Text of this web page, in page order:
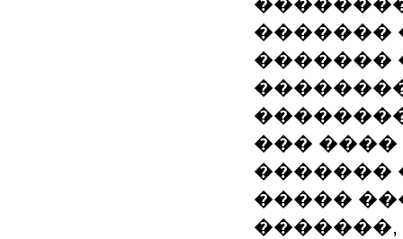
�������
�������
���
�������
�����
�������,